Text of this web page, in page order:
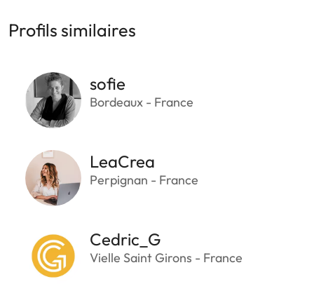
Profils similaires
sofie
Bordeaux - France
LeaCrea
Perpignan - France
Cedric_G
Vielle Saint Girons - France